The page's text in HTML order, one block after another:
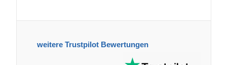
weitere Trustpilot Bewertungen